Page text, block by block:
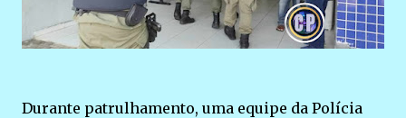
Durante patrulhamento, uma equipe da Polícia